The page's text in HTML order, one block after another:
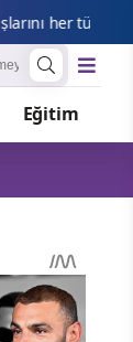
Saar:
Eğitim